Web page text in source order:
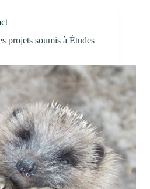
projets soumis à Études